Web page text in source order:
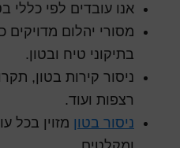
אנו עובדים לפי כללי
מסורי יהלום מדויקים
בתיקוני טיח ובטון.
ניסור קירות בטון,
רצפות ועוד.
ניסור בטון מזוין בכל